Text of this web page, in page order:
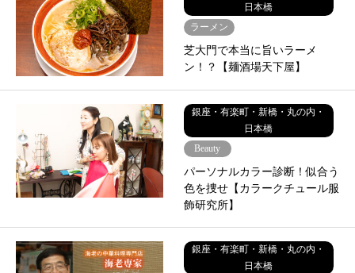
日本橋
ラーメン
芝大門で本当に旨いラーメ
ン！？【麺酒場天下屋】
銀座・有楽町・新橋・丸の内・
日本橋
Beauty
パーソナルカラー診断！似合う
色を捜せ【カラークチュール服
飾研究所】
銀座・有楽町・新橋・丸の内・
日本橋